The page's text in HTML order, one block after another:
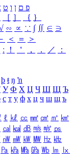
פ ם ן ו ט
［ ］ ｛ ｝
∽ ∝ ∵ ∫ ∬ ∈ ∋
＜ ＝
＞
ː ！ ＇ ， ． ／
：
þ ŧ ŋ ŉ
У Ф Х Ц Ч Ш Щ Ъ
с т у ф х ц ч ш щ ъ
ℓ ㎘ ㏄ ㎣ ㎤ ㎥ ㎦
㎈ ㎉ ㏈ ㎧ ㎨ ㎰
㎻ ㎽ ㎾ ㎿ ㎐ ㎑
㎩ ㎪ ㎫ ㎬ ㏝ ㏐
㏓